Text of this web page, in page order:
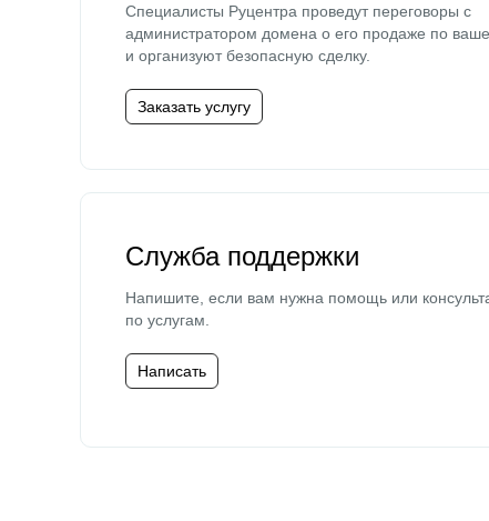
Специалисты Руцентра проведут переговоры с
администратором домена о его продаже по
и организуют безопасную сделку.
Заказать услугу
Служба поддержки
Напишите, если вам нужна помощь или
по услугам.
Написать